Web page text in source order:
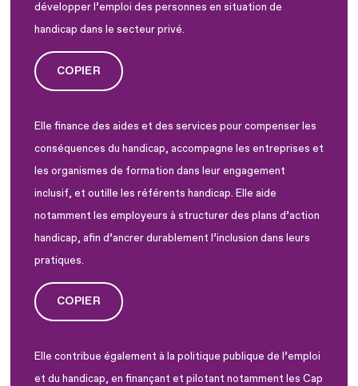
développer l’emploi des personnes en situation de
handicap dans le secteur privé.
COPIER
Elle finance des aides et des services pour compenser les
conséquences du handicap, accompagne les entreprises et
les organismes de formation dans leur engagement
inclusif, et outille les référents handicap. Elle aide
notamment les employeurs à structurer des plans d’action
handicap, afin d’ancrer durablement l’inclusion dans leurs
pratiques.
COPIER
Elle contribue également à la politique publique de l’emploi
et du handicap, en finançant et pilotant notamment les Cap